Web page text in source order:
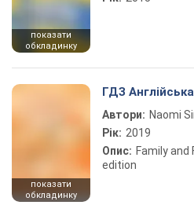
показати
обкладинку
показати
обкладинку
ГДЗ
Автори: Naomi
Рік: 2019
Опис: Family and
edition